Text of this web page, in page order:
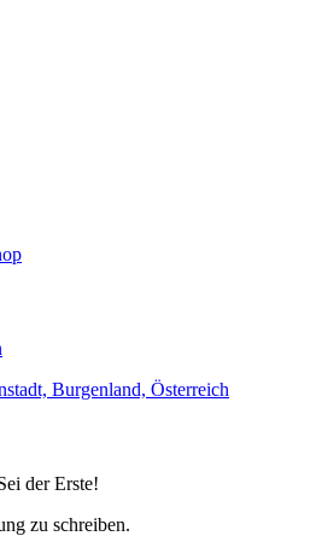
Burgenland, Österreich
der Erste!
zu schreiben.